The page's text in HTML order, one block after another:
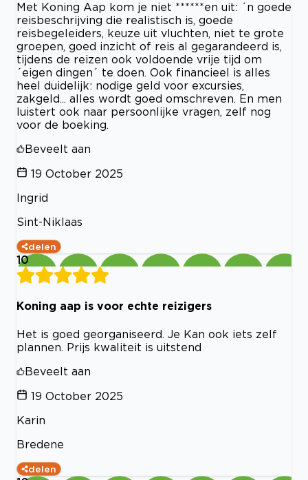
Met Koning Aap kom je niet ******en uit: ´n goede
reisbeschrijving die realistisch is, goede
reisbegeleiders, keuze uit vluchten, niet te grote
groepen, goed inzicht of reis al gegarandeerd is,
tijdens de reizen ook voldoende vrije tijd om
´eigen dingen´ te doen. Ook financieel is alles
heel duidelijk: nodige geld voor excursies,
zakgeld... alles wordt goed omschreven. En men
luistert ook naar persoonlijke vragen, zelf nog
voor de boeking.
Beveelt aan
19 October 2025
Ingrid
Sint-Niklaas
delen
10
Koning aap is voor echte reizigers
Het is goed georganiseerd. Je Kan ook iets zelf
plannen. Prijs kwaliteit is uitstend
Beveelt aan
19 October 2025
Karin
Bredene
delen